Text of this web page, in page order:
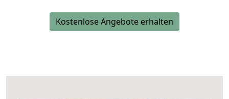
Kostenlose Angebote erhalten